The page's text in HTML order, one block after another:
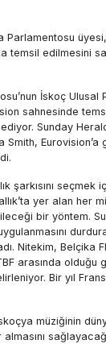
Parlamentosu
temsil edilmesini
İskoç Ulusal
sahnesinde
Sunday
Eurovision’a
şarkısını seçmek
yer alan her
bir yöntem.
Nitekim, Belçika
arasında olduğu
Bir yıl
müziğinin